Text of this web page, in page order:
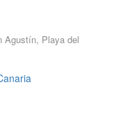
Agustín, Playa del